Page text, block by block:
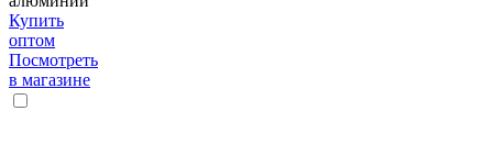
Купить
оптом
Посмотреть
в магазине